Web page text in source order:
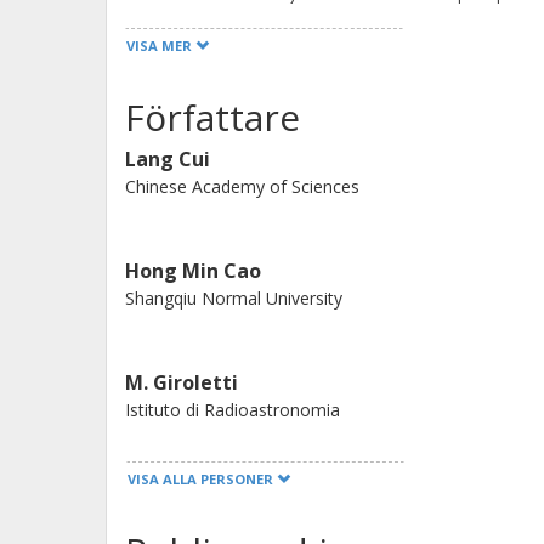
namely, 0.78 ± 0.12 mas yr−1 in
Employing the measured proper
uncertainties of its distance and
and height above the Galactic plane
through a supernova explosion
VISA MER
Författare
Lang Cui
Chinese Academy of Sciences
Hong Min Cao
Shangqiu Normal University
M. Giroletti
Istituto di Radioastronomia
VISA ALLA PERSONER